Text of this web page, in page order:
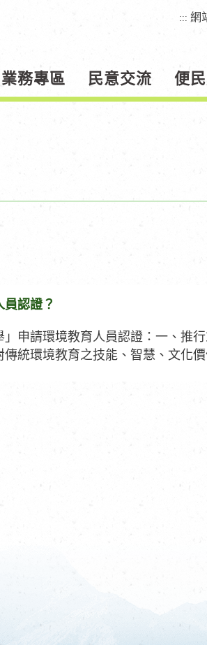
::: 網
業務專區 民意交流 便
認證？
申請環境教育人員認證：一、推
統環境教育之技能、智慧、文化